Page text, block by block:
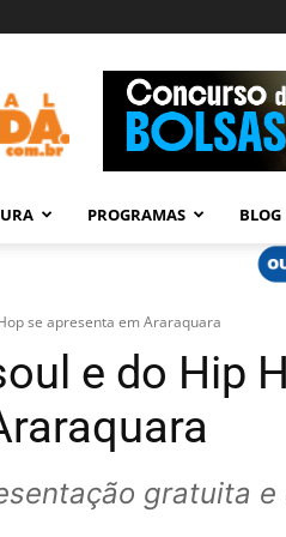
PROGRAMAS BLOG
se apresenta em Araraquara
e do Hip
gratuita